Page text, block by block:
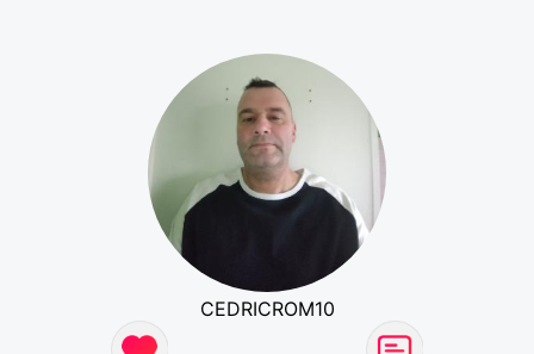
CEDRICROM10